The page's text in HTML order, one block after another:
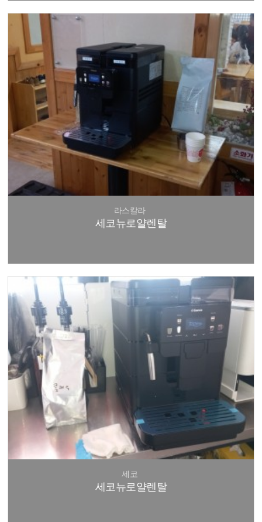
라스칼라
세코뉴로얄렌탈
세코
세코뉴로얄렌탈